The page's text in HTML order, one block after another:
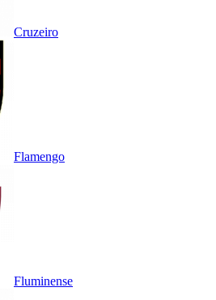
Cruzeiro
Flamengo
Fluminense